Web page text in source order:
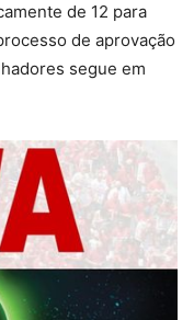
de 12 para
de aprovação
segue em